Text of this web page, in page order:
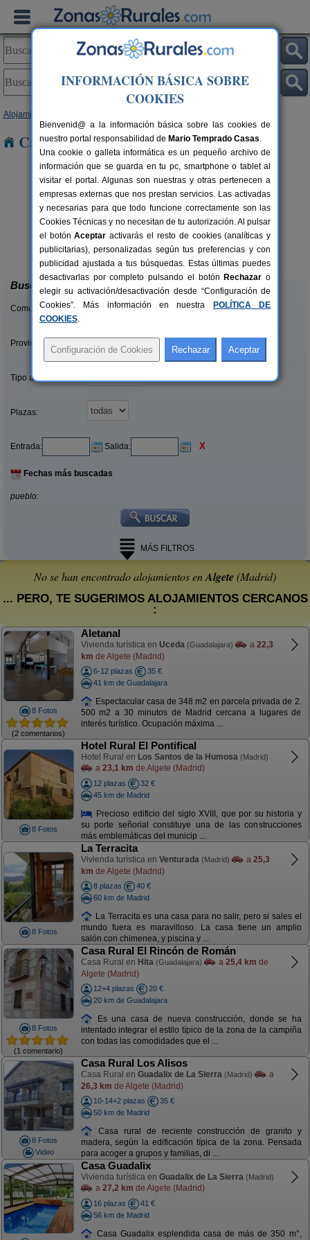
Alojamientos
Casas Rurales cerca de Algete
7-12+1 pers.
desde19 €
Casa de Juan
Alameda del Valle (Madrid)
Buscar
Comunidades:
Provincias/Islas:
Tipo alquiler:
Plazas:
Entrada: Salida: X
Fechas más buscadas
pueblo:
MÁS FILTROS
No se han encontrado alojamientos enAlgete(Madrid)
... PERO, TE SUGERIMOS ALOJAMIENTOS CERCANOS
:
8 Fotos
(2 comentarios)
Aletanal
Vivienda turística en Uceda (Guadalajara) a 22,3
km de Algete (Madrid)
6-12 plazas
35 €
41 km de Guadalajara
Espectacular casa de 348 m2 en parcela privada de 2.
500 m2 a 30 minutos de Madrid cercana a lugares de
interés turístico. Ocupación máxima ...
8 Fotos
Hotel Rural El Pontifical
Hotel Rural en Los Santos de la Humosa (Madrid)
a 23,1 km de Algete (Madrid)
12 plazas
32 €
45 km de Madrid
Precioso edificio del siglo XVIII, que por su historia y
su porte señorial constituye una de las construcciones
más emblemáticas del municip ...
8 Fotos
La Terracita
Vivienda turística en Venturada (Madrid) a 25,3
km de Algete (Madrid)
8 plazas
40 €
60 km de Madrid
La Terracita es una casa para no salir, pero si sales el
mundo fuera es maravilloso. La casa tiene un amplio
salón con chimenea, y piscina y ...
8 Fotos
(1 comentario)
Casa Rural El Rincón de Román
Casa Rural en Hita (Guadalajara) a 25,4 km de
Algete (Madrid)
12+4 plazas
20 €
20 km de Guadalajara
Es una casa de nueva construcción, donde se ha
intentado integrar el estilo típico de la zona de la campiña
con todas las comodidades que el ...
8 Fotos
Video
Casa Rural Los Alisos
Casa Rural en Guadalix de La Sierra (Madrid)
a
26,3 km de Algete (Madrid)
10-14+2 plazas
35 €
50 km de Madrid
Casa rural de reciente construcción de granito y
madera, según la edificación típica de la zona. Pensada
para acoger a grupos y familias, di ...
Casa Guadalix
Vivienda turística en Guadalix de La Sierra (Madrid)
a 27,2 km de Algete (Madrid)
16 plazas
41 €
56 km de Madrid
Casa Guadalix esplendida casa de más de 350 m°,
INFORMACIÓN BÁSICA SOBRE
COOKIES
Bienvenid@ a la información básica sobre las cookies de
nuestro portal responsabilidad de Mario Temprado Casas.
Una cookie o galleta informática es un pequeño archivo de
información que se guarda en tu pc, smartphone o tablet al
visitar el portal. Algunas son nuestras y otras pertenecen a
empresas externas que nos prestan servicios. Las activadas
y necesarias para que todo funcione correctamente son las
Cookies Técnicas y no necesitan de tu autorización. Al pulsar
el botónAceptar activarás el resto de cookies (analíticas y
publicitarias), personalizadas según tus preferencias y con
publicidad ajustada a tus búsquedas. Estas últimas puedes
desactivarlas por completo pulsando el botón Rechazar o
elegir su activación/desactivación desde “Configuración de
Cookies”. Más información en nuestra
POLÍTICA DE
COOKIES.